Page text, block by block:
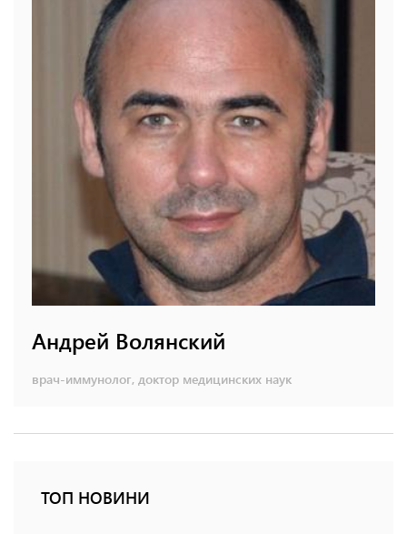
Андрей Волянский
врач-иммунолог, доктор медицинских наук
ТОП НОВИНИ